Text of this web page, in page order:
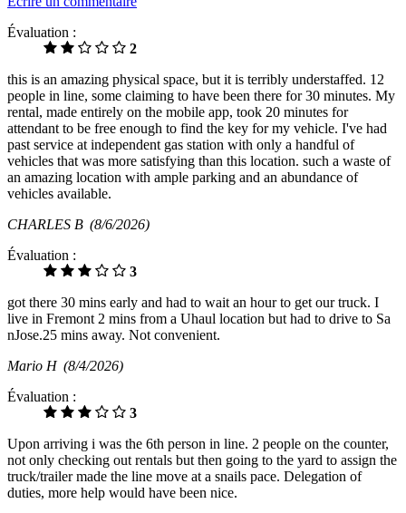
Évaluation :
2
this is an amazing physical space, but it is terribly understaffed. 12
people in line, some claiming to have been there for 30 minutes. My
rental, made entirely on the mobile app, took 20 minutes for
attendant to be free enough to find the key for my vehicle. I've had
past service at independent gas station with only a handful of
vehicles that was more satisfying than this location. such a waste of
an amazing location with ample parking and an abundance of
vehicles available.
CHARLES B (8/6/2026)
Évaluation :
3
got there 30 mins early and had to wait an hour to get our truck. I
live in Fremont 2 mins from a Uhaul location but had to drive to Sa
nJose.25 mins away. Not convenient.
Mario H (8/4/2026)
Évaluation :
3
Upon arriving i was the 6th person in line. 2 people on the counter,
not only checking out rentals but then going to the yard to assign the
truck/trailer made the line move at a snails pace. Delegation of
duties, more help would have been nice.